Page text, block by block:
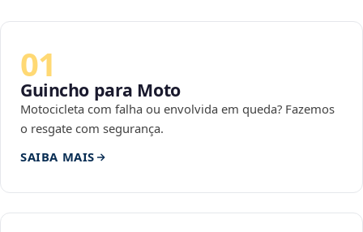
01
Guincho para Moto
Motocicleta com falha ou envolvida em queda? Fazemos
o resgate com segurança.
SAIBA MAIS